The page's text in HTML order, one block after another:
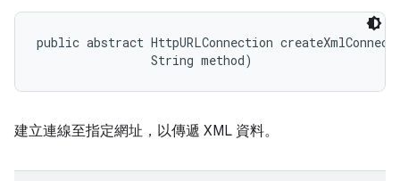
public abstract HttpURLConnection
                String method)
建立連線至指定網址，以傳遞 XML 資料。